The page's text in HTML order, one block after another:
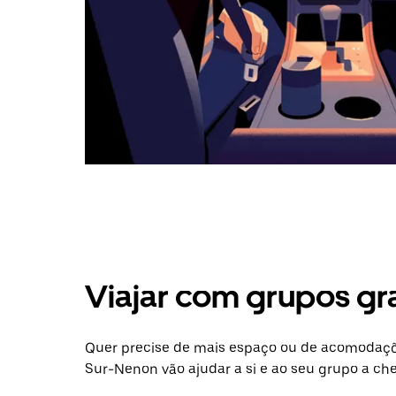
Viajar com grupos
Quer precise de mais espaço ou de
Sur-Nenon vão ajudar a si e ao seu grupo a